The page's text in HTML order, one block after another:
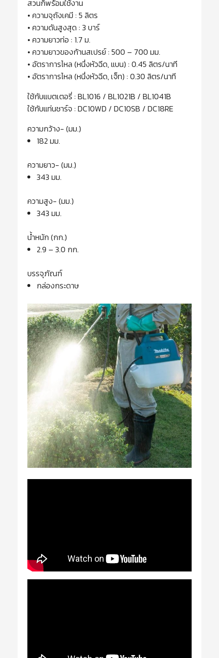
สวนก็พร้อมใช้งาน
• ความจุถังเคมี : 5 ลิตร
• ความดันสูงสุด : 3 บาร์
• ความยาวท่อ : 1.7 ม.
• ความยาวของก้านสเปรย์ : 500 – 700 มม.
• อัตราการไหล (หนึ่งหัวฉีด, แบน) : 0.45 ลิตร/นาที
• อัตราการไหล (หนึ่งหัวฉีด, เจ็ท) : 0.30 ลิตร/นาที
ใช้กับแบตเตอรี่ : BL1016 / BL1021B / BL1041B
ใช้กับแท่นชาร์จ : DC10WD / DC10SB / DC18RE
ความกว้าง- (มม.)
182 มม.
ความยาว- (มม.)
343 มม.
ความสูง- (มม.)
343 มม.
น้ำหนัก (กก.)
2.9 – 3.0 กก.
บรรจุภัณฑ์
กล่องกระดาษ